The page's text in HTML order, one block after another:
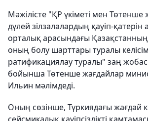
Мәжілісте "ҚР үкіметі мен
дүлей зілзалалардың қауіп-қатерін
орталық арасындағы
оның болу шарттары туралы
ратификациялау туралы" заң
бойынша Төтенше жағдайлар
Ильин мәлімдеді.
Оның сөзінше, Түркиядағы жағдай